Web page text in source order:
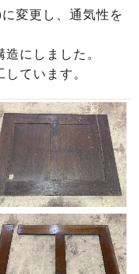
変更し、通気性を
にしました。
ています。